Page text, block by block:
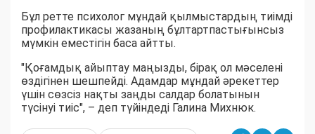
Бұл ретте психолог мұндай қылмыстардың тиімді
профилактикасы жазаның бұлтартпастығынсыз
мүмкін еместігін баса айтты.
"Қоғамдық айыптау маңызды, бірақ ол мәселені
өздігінен шешпейді. Адамдар мұндай әрекеттер
үшін сөзсіз нақты заңды салдар болатынын
түсінуі тиіс", – деп түйіндеді Галина Михнюк.